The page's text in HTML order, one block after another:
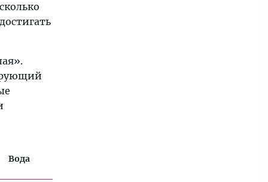
Вода